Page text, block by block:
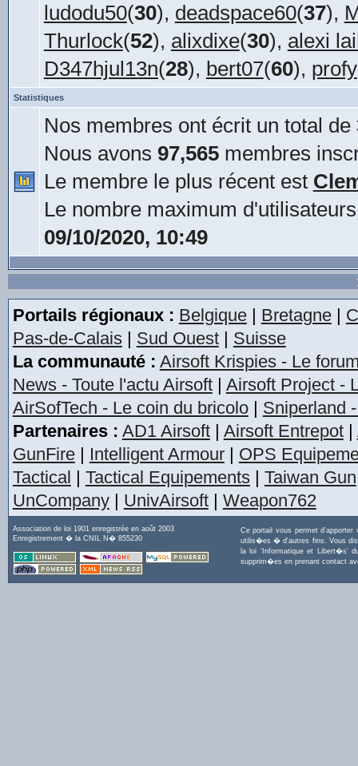
ludodu50(30), deadspace60(37),
Thurlock(52), alixdixe(30), alexi
D347hjul13n(28), bert07(60), profy
Statistiques
Nos membres ont écrit un total de
Nous avons 97,565membres
Le membre le plus récent est
Le nombre maximum
09/10/2020, 10:49
Portails régionaux : Belgique| Bretagne|
Pas-de-Calais| Sud Ouest| Suisse
La communauté : Airsoft Krispies - Le
News - Toute l'actu Airsoft| Airsoft Project -
AirSofTech - Le coin du bricolo| Sniperland
Partenaires : AD1 Airsoft| Airsoft Entrepot|
GunFire| Intelligent Armour| OPS
Tactical | Tactical Equipements| Taiwan Gun
UnCompany| UnivAirsoft| Weapon762
Association de loi 1901 enregistrée en août 2003
Enregistrement � la CNIL N� 855230
Ce portail vous permet
utilis�es � d'autres fins. Vous
la loi 'Informatique et Libert�s'
supprim�es en prenant contact